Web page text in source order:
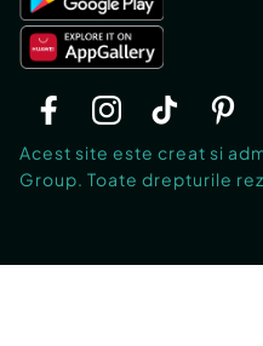
Acest site este creat si
Group. Toate drepturile